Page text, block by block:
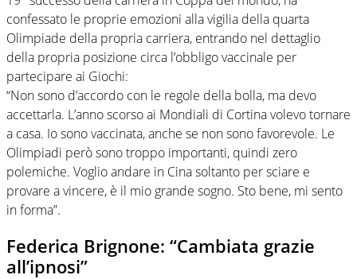
confessato le proprie emozioni alla vigilia della quarta
Olimpiade della propria carriera, entrando nel dettaglio
della propria posizione circa l’obbligo vaccinale per
partecipare ai Giochi:
“Non sono d’accordo con le regole della bolla, ma devo
accettarla. L’anno scorso ai Mondiali di Cortina volevo tornare
a casa. Io sono vaccinata, anche se non sono favorevole. Le
Olimpiadi però sono troppo importanti, quindi zero
polemiche. Voglio andare in Cina soltanto per sciare e
provare a vincere, è il mio grande sogno. Sto bene, mi sento
in forma”.
Federica Brignone: “Cambiata grazie
all’ipnosi”